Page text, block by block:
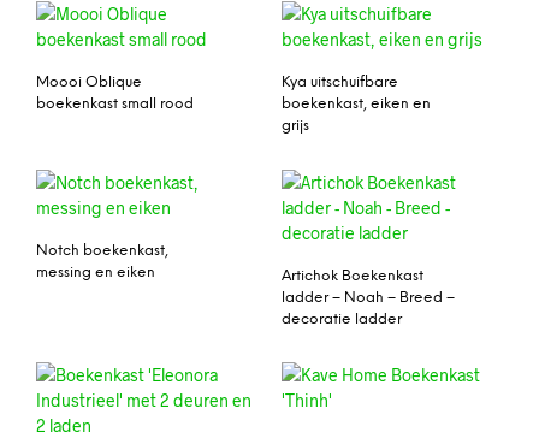
Moooi Oblique
boekenkast small rood
Kya uitschuifbare
boekenkast, eiken en
grijs
Notch boekenkast,
messing en eiken
Artichok Boekenkast
ladder – Noah – Breed –
decoratie ladder